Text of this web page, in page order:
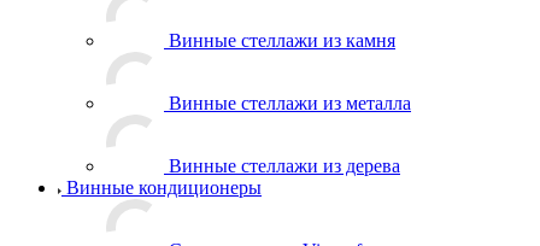
Винные стеллажи из камня
Винные стеллажи из металла
Винные стеллажи из дерева
Винные кондиционеры